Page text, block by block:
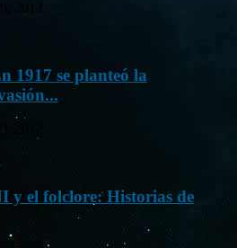
1917 se planteó la
2012
y el folclore: Historias de